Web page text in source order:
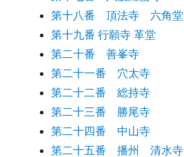
第十八番 頂法寺 六角堂
第十九番 行願寺 革堂
第二十番 善峯寺
第二十一番 穴太寺
第二十二番 総持寺
第二十三番 勝尾寺
第二十四番 中山寺
第二十五番 播州 清水寺